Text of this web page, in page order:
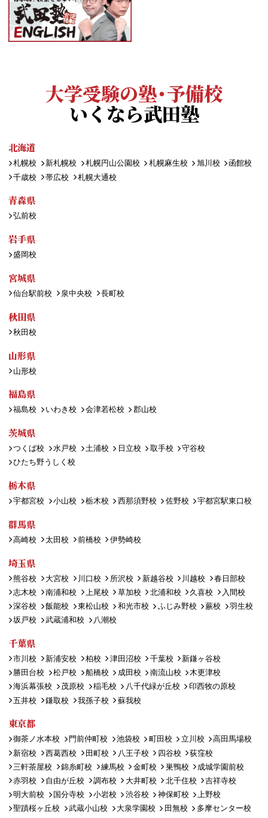
大学受験の塾・予備校
いくなら武田塾
北海道
札幌校 新札幌校 札幌円山公園校 札幌麻生校 旭川校
函館校
千歳校
帯広校 札幌大通校
青森県
弘前校
岩手県
盛岡校
宮城県
仙台駅前校 泉中央校 長町校
秋田県
秋田校
山形県
山形校
福島県
福島校 いわき校 会津若松校 郡山校
茨城県
つくば校 水戸校 土浦校 日立校 取手校
守谷校
ひたち野うしく校
栃木県
宇都宮校 小山校 栃木校 西那須野校 佐野校 宇都宮駅東口校
群馬県
高崎校 太田校 前橋校 伊勢崎校
埼玉県
熊谷校 大宮校 川口校 所沢校 新越谷校 川越校
春日部校
志木校
南浦和校 上尾校 草加校 北浦和校 久喜校
入間校
深谷校
飯能校 東松山校 和光市校 ふじみ野校 蕨校
羽生校
坂戸校
武蔵浦和校 八潮校
千葉県
市川校 新浦安校 柏校 津田沼校 千葉校
新鎌ヶ谷校
勝田台校
松戸校 船橋校 成田校 南流山校
木更津校
海浜幕張校
茂原校 稲毛校 八千代緑が丘校
印西牧の原校
五井校
鎌取校 我孫子校 蘇我校
東京都
御茶ノ水本校 門前仲町校 池袋校 町田校 立川校
高田馬場校
新宿校
西葛西校 田町校 八王子校 四谷校
荻窪校
三軒茶屋校
錦糸町校 練馬校 金町校 巣鴨校
成城学園前校
赤羽校
自由が丘校 調布校 大井町校 北千住校
吉祥寺校
明大前校
国分寺校 小岩校 渋谷校 神保町校
上野校
聖蹟桜ヶ丘校
武蔵小山校 大泉学園校 田無校
多摩センター校